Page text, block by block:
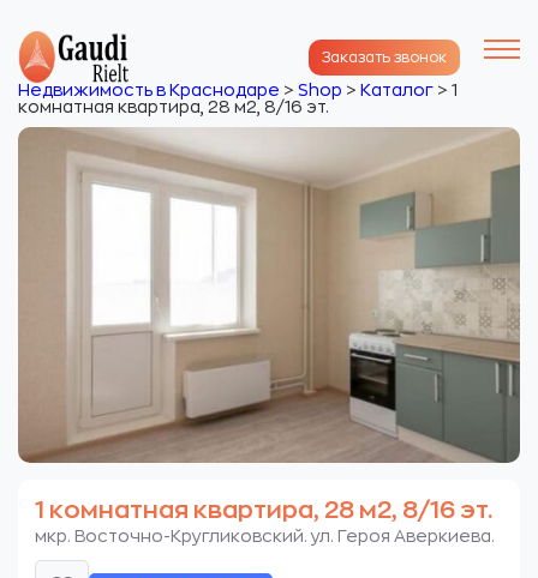
Заказать звонок
Недвижимость в Краснодаре > Shop > Каталог > 1
комнатная квартира, 28 м2, 8/16 эт.
1 комнатная квартира, 28 м2, 8/16 эт.
мкр. Восточно-Кругликовский. ул. Героя Аверкиева.